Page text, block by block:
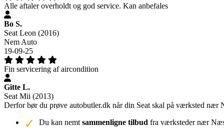
Alle aftaler overholdt og god service. Kan anbefales
Bo S.
Seat Leon (2016)
Nem Auto
19-09-25
Fin servicering af aircondition
Gitte L.
Seat Mii (2013)
Derfor bør du prøve autobutler.dk når din Seat skal på værksted nær
Du kan nemt sammenligne tilbud fra værksteder nær